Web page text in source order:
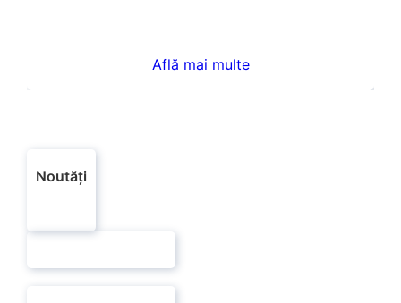
Află mai multe
Noutăți